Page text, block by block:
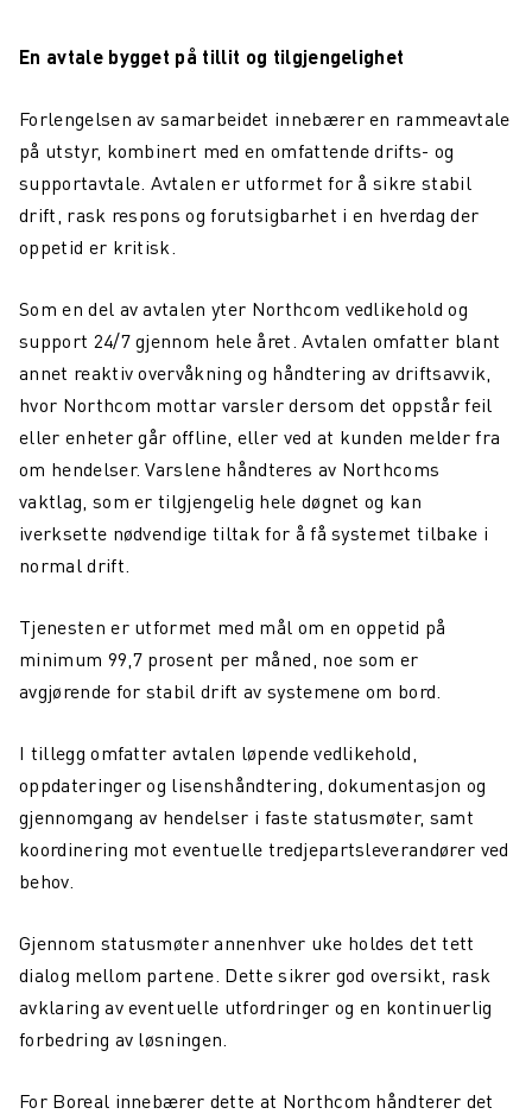
En avtale bygget på tillit og tilgjengelighet
Forlengelsen av samarbeidet innebærer en rammeavtale
på utstyr, kombinert med en omfattende drifts- og
supportavtale. Avtalen er utformet for å sikre stabil
drift, rask respons og forutsigbarhet i en hverdag der
oppetid er kritisk.
Som en del av avtalen yter Northcom vedlikehold og
support 24/7 gjennom hele året. Avtalen omfatter blant
annet reaktiv overvåkning og håndtering av driftsavvik,
hvor Northcom mottar varsler dersom det oppstår feil
eller enheter går offline, eller ved at kunden melder fra
om hendelser. Varslene håndteres av Northcoms
vaktlag, som er tilgjengelig hele døgnet og kan
iverksette nødvendige tiltak for å få systemet tilbake i
normal drift.
Tjenesten er utformet med mål om en oppetid på
minimum 99,7 prosent per måned, noe som er
avgjørende for stabil drift av systemene om bord.
I tillegg omfatter avtalen løpende vedlikehold,
oppdateringer og lisenshåndtering, dokumentasjon og
gjennomgang av hendelser i faste statusmøter, samt
koordinering mot eventuelle tredjepartsleverandører ved
behov.
Gjennom statusmøter annenhver uke holdes det tett
dialog mellom partene. Dette sikrer god oversikt, rask
avklaring av eventuelle utfordringer og en kontinuerlig
forbedring av løsningen.
For Boreal innebærer dette at Northcom håndterer det